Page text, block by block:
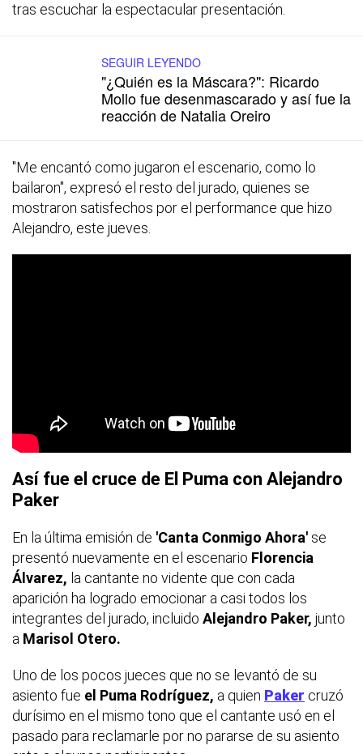
tras escuchar la espectacular presentación.
SEGUIR LEYENDO
"¿Quién es la Máscara?": Ricardo
Mollo fue desenmascarado y así fue la
reacción de Natalia Oreiro
"Me encantó como jugaron el escenario, como lo
bailaron", expresó el resto del jurado, quienes se
mostraron satisfechos por el performance que hizo
Alejandro, este jueves.
Así fue el cruce de El Puma con Alejandro
Paker
En la última emisión de 'Canta Conmigo Ahora' se
presentó nuevamente en el escenario Florencia
Álvarez, la cantante no vidente que con cada
aparición ha logrado emocionar a casi todos los
integrantes del jurado, incluido Alejandro Paker, junto
a Marisol Otero.
Uno de los pocos jueces que no se levantó de su
asiento fue el Puma Rodríguez, a quien Paker cruzó
durísimo en el mismo tono que el cantante usó en el
pasado para reclamarle por no pararse de su asiento